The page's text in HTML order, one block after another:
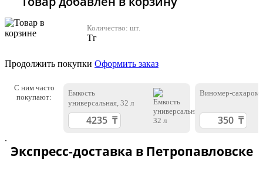
Количество: шт.
Тг
Продолжить покупки Оформить заказ
С ним часто
покупают:
Емкость
универсальная, 32 л
Виномер-
.
Экспресс-доставка в Петропавловске